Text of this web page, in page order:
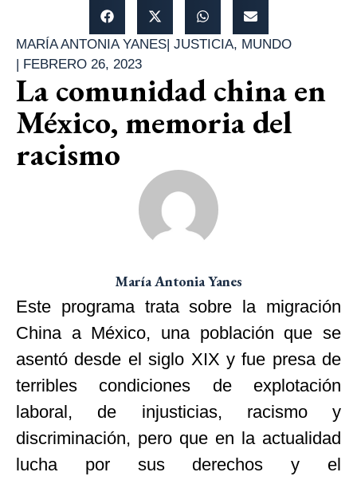
MARÍA ANTONIA YANES JUSTICIA, MUNDO
FEBRERO 26, 2023
La comunidad china en
México, memoria del
racismo
María Antonia Yanes
Este programa trata sobre la migración
China a México, una población que se
asentó desde el siglo XIX y fue presa de
terribles condiciones de explotación
laboral, de injusticias, racismo y
discriminación, pero que en la actualidad
lucha por sus derechos y el